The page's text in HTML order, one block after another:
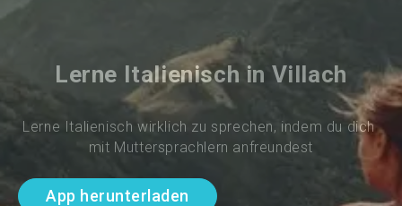
Lerne Italienisch in Villach
Lerne Italienisch wirklich zu sprechen, indem du dich
mit Muttersprachlern anfreundest
App herunterladen